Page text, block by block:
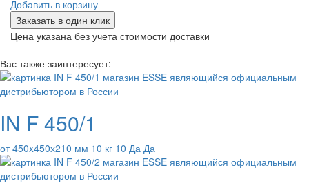
Добавить в корзину
Заказать в один клик
Цена указана без учета стоимости доставки
Вас также заинтересует:
IN F 450/1
от 450x450х210 мм 10 кг 10 Да Да